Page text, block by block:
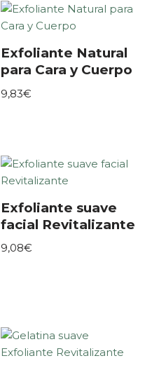
Exfoliante Natural
para Cara y Cuerpo
9,83€
Exfoliante suave
facial Revitalizante
9,08€